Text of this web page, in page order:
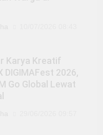
Karya Kreatif
DIGIMAFest 2026,
Go Global Lewat